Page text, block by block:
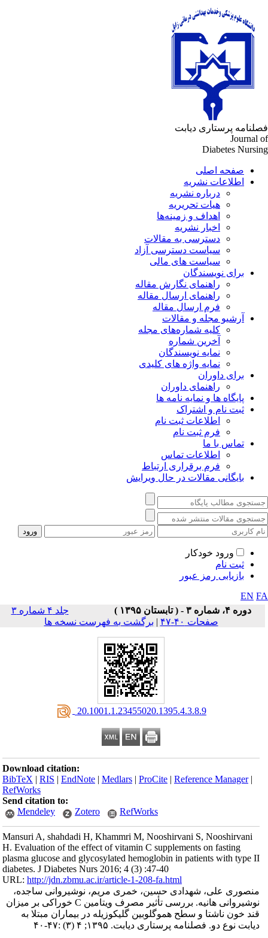
پرستاری دیابت
Journal
Diabetes
صفحه اصلی
اطلاعات نشریه
درباره نشریه
هیات تحریریه
اهداف و زمینه‌ها
اخبار نشریه
دسترسی به مقالات
سیاست دسترسی آزاد
سیاست های مالی
برای نویسندگان
راهنمای نگارش مقاله
راهنمای ارسال مقاله
فرم ارسال مقاله
آرشیو مجله و مقالات
کلیه شماره‌های مجله
آخرین شماره
نمایه نویسندگان
نمایه واژه های کلیدی
برای داوران
راهنمای داوران
پایگاه ها و نمایه نامه ها
ثبت نام و اشتراک
اطلاعات ثبت نام
فرم ثبت نام
تماس با ما
اطلاعات تماس
فرم برقراری ارتباط
بایگانی مقالات در حال ویرایش
ورود خودکار
ثبت نام
بازیابی رمز عبور
EN
دوره ۴، شماره ۳ - ( تابستان ۱۳۹۵ )
جلد ۴ شماره ۳
صفحات ۴۰-۴۷
| برگشت به فهرست نسخه ها
‎ 20.1001.1.23455020.1395.4.3.8.9
Download citation:
BibTeX |RIS |EndNote |Medlars |ProCite |Reference Manager
RefWorks
Send citation to:
Mendeley
Zotero RefWorks
Mansuri A, shahdadi H, Khammri M, Nooshirvani S, Nooshirvani
H. Evaluation of the effect of vitamin C supplements on fasting
plasma glucose and glycosylated hemoglobin in patients with type II
diabetes. J Diabetes Nurs 2016; 4 (3) :47-40
URL:http://jdn.zbmu.ac.ir/article-1-208-fa.html
منصوری علی، شهدادی حسین، خمری مریم، نوشیروانی ساجده،
نوشیروانی هانیه. بررسی تأثیر مصرف ویتامین C خوراکی بر میزان
قند خون ناشتا و سطح هموگلوبین گلیکوزیله در بیماران مبتلا به
دیابت نوع دو. فصلنامه پرستاری دیابت. ۱۳۹۵; ۴ (۳) :۴۷-۴۰